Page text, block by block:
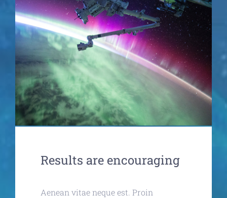
Results are encouraging
Aenean vitae neque est. Proin